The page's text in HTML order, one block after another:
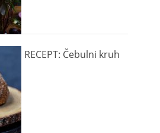
RECEPT: Čebulni kruh